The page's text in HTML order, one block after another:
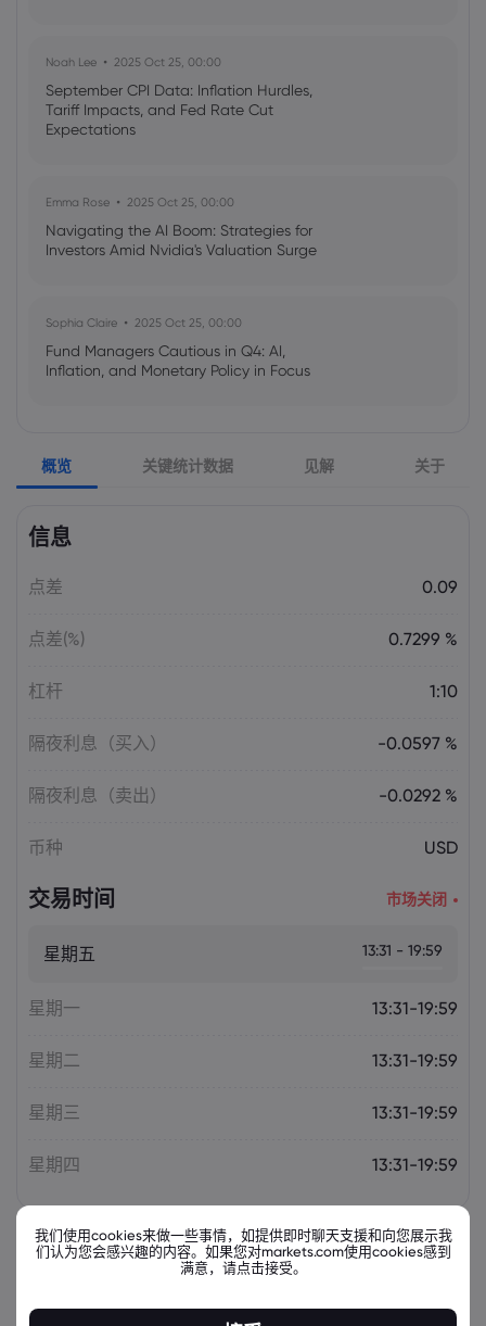
Noah Lee 2025 Oct 25, 00:00
September CPI Data: Inflation Hurdles,
Tariff Impacts, and Fed Rate Cut
Expectations
Emma Rose 2025 Oct 25, 00:00
Navigating the AI Boom: Strategies for
Investors Amid Nvidia's Valuation Surge
Sophia Claire 2025 Oct 25, 00:00
Fund Managers Cautious in Q4: AI,
Inflation, and Monetary Policy in Focus
US Government Shutdown Threatens
October Inflation Data Release
US-EU Relations: Russia Sanctions Unite
Emma Rose
Overheating, U.S. Trade Policy Risk
概览 关键统计数据 见解 关于
信息
点差 0.09
点差(%) 0.7299 %
杠杆 1:10
隔夜利息（买入） -0.0597 %
隔夜利息（卖出） -0.0292 %
币种 USD
交易时间 市场关闭
星期五 13:31 - 19:59
星期一 13:31-19:59
星期二 13:31-19:59
星期三 13:31-19:59
星期四 13:31-19:59
相关金融票据
资产 出售 买入 更改(%)：
我们使用cookies来做一些事情，如提供即时聊天支援和向您展示我
们认为您会感兴趣的内容。如果您对markets.com使用cookies感到
满意，请点击接受。